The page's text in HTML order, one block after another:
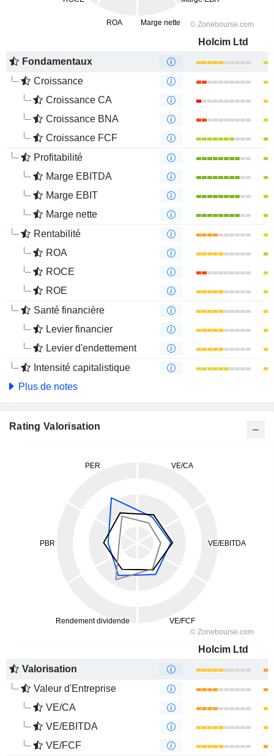
Holcim Ltd
Fondamentaux
Croissance
Croissance CA
Croissance BNA
Croissance FCF
Profitabilité
Marge EBITDA
Marge EBIT
Marge nette
Rentabilité
ROA
ROCE
ROE
Santé financière
Levier financier
Levier d'endettement
Intensité capitalistique
Plus de notes
Rating Valorisation
Holcim Ltd
Valorisation
Valeur d'Entreprise
VE/CA
VE/EBITDA
VE/FCF